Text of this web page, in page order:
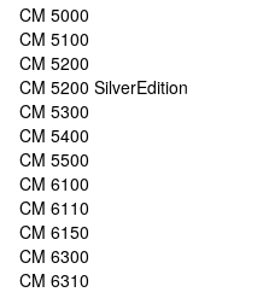
CM 5000
CM 5100
CM 5200
CM 5200 SilverEdition
CM 5300
CM 5400
CM 5500
CM 6100
CM 6110
CM 6150
CM 6300
CM 6310